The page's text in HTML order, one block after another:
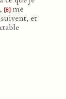
[8] me
et